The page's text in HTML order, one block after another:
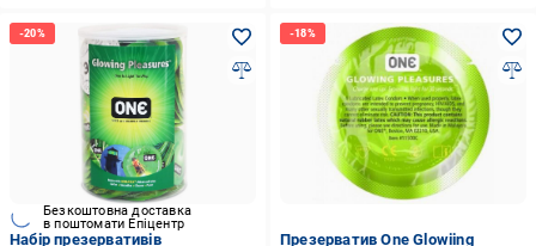
Безкоштовна доставка
в поштомати Епіцентр
Набір презервативів
Презерватив One Glowiing